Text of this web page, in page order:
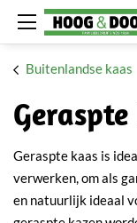
Buitenlandse kaas
Geraspte kaas is
verwerken, om als
en natuurlijk ideaal